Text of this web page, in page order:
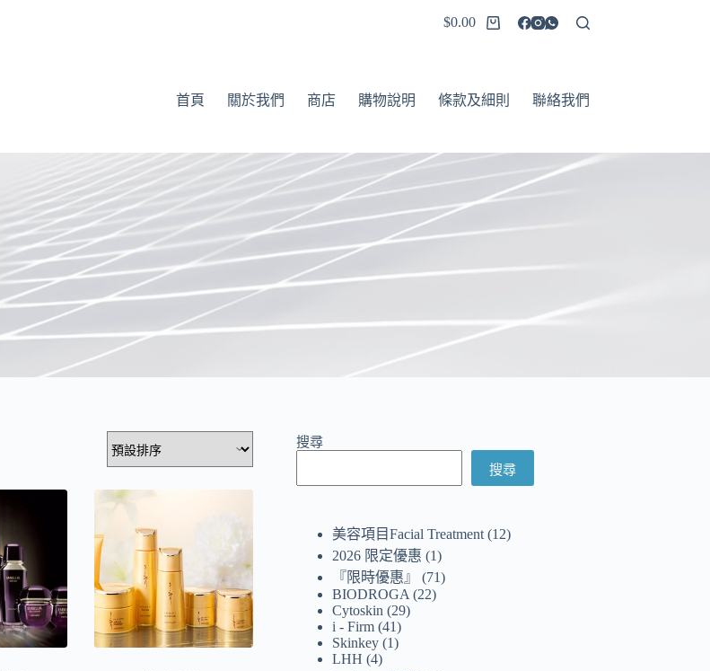
$0.00
首頁 關於我們 商店 購物說明 條款及細則 聯絡我們
搜尋
搜尋
美容項目Facial Treatment 12
2026 限定優惠
1
『限時優惠』
71
BIODROGA
22
Cytoskin
29
i - Firm 41
Skinkey 1
LHH 4